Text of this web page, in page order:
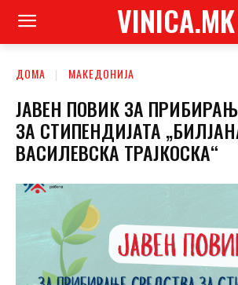
VINICA.MK
ДОМА МАКЕДОНИЈА
ЈАВЕН ПОВИК ЗА
ЗА СТИПЕНДИЈАТА
ВАСИЛЕВСКА ТРАЈКОСКА“